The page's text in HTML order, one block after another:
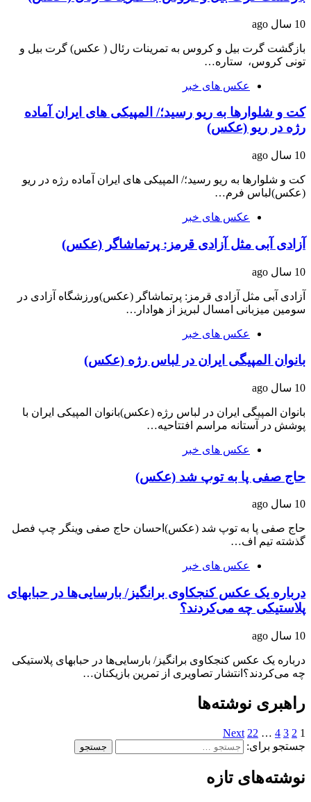
10 سال ago
بازگشت گرت بیل و کروس به تمرینات رئال ( عکس) گرت بیل و
تونی کروس، ستاره…
عکس های خبر
کت و شلوارها به ریو رسید؛/ المپیکی های ایران آماده
رژه در ریو (عکس)
10 سال ago
کت و شلوارها به ریو رسید؛/ المپیکی های ایران آماده رژه در ریو
(عکس)لباس فرم…
عکس های خبر
آزادی آبی مثل آزادی قرمز: پرتماشاگر (عکس)
10 سال ago
آزادی آبی مثل آزادی قرمز: پرتماشاگر (عکس)ورزشگاه آزادی در
سومین میزبانی امسال لبریز از هوادار…
عکس های خبر
بانوان المپیگی ایران در لباس رژه (عکس)
10 سال ago
بانوان المپیگی ایران در لباس رژه (عکس)بانوان المپیکی ایران با
پوشش در آستانه مراسم افتتاحیه…
عکس های خبر
حاج صفی پا به توپ شد (عکس)
10 سال ago
حاج صفی پا به توپ شد (عکس)احسان حاج صفی وینگر چپ فصل
گذشته تیم اف…
عکس های خبر
درباره یک عکس کنجکاوی برانگیز/ بارسایی‌ها در حبابهای
پلاستیکی چه می‌کردند؟
10 سال ago
درباره یک عکس کنجکاوی برانگیز/ بارسایی‌ها در حبابهای پلاستیکی
چه می‌کردند؟انتشار تصاویری از تمرین بازیکنان…
راهبری نوشته‌ها
1
2
3
4
…
22
Next
جستجو برای:
نوشته‌های تازه